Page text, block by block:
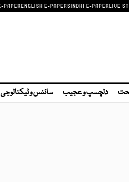
PAPERENGLISH E-PAPERSINDHI E-PAPERLIVE
دلچسپ و عجیب سائنس و ٹیکنالوجی